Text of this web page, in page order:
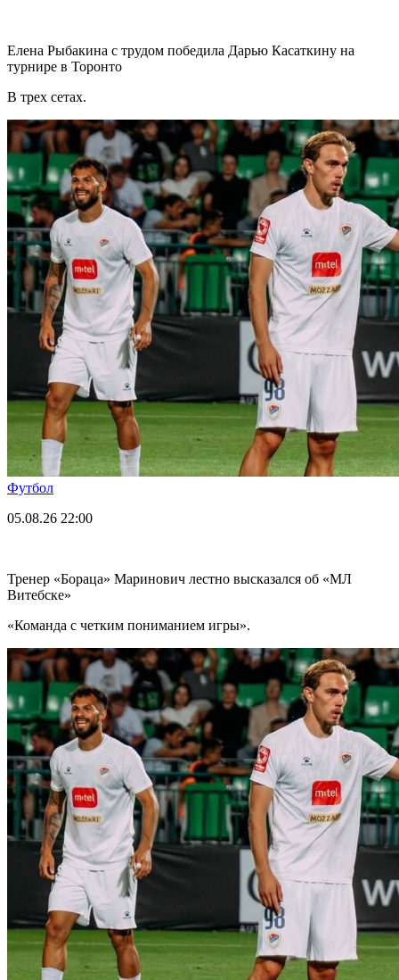
Елена Рыбакина с трудом победила Дарью Касаткину на
турнире в Торонто
В трех сетах.
Футбол
05.08.26 22:00
Тренер «Бораца» Маринович лестно высказался об «МЛ
Витебске»
«Команда с четким пониманием игры».